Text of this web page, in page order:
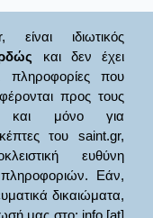
ιδιωτικός
και δεν έχει
που
προς τους
και μόνο για
του saint.gr,
ευθύνη
Εάν,
δικαιώματα,
μας στο: info [at]